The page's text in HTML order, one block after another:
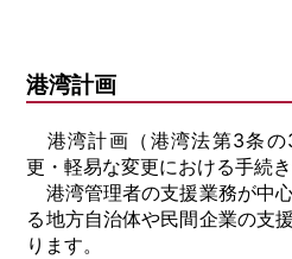
港湾計画
港湾計画（港湾法第3条の
更・軽易な変更における手続
港湾管理者の支援業務が中
る地方自治体や民間企業の支
ります。